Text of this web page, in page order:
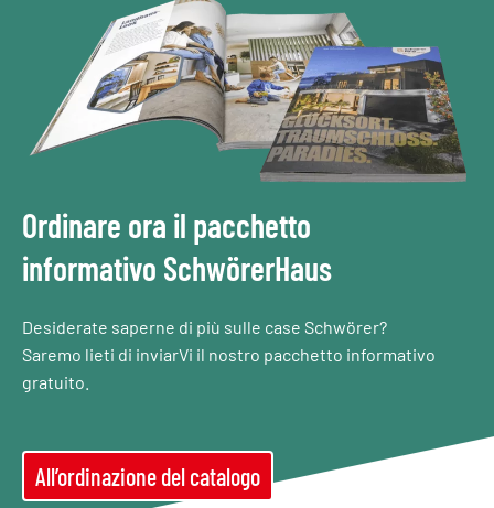
Ordinare ora il pacchetto
informativo SchwörerHaus
Desiderate saperne di più sulle case Schwörer?
Saremo lieti di inviarVi il nostro pacchetto informativo
gratuito.
All’ordinazione del catalogo